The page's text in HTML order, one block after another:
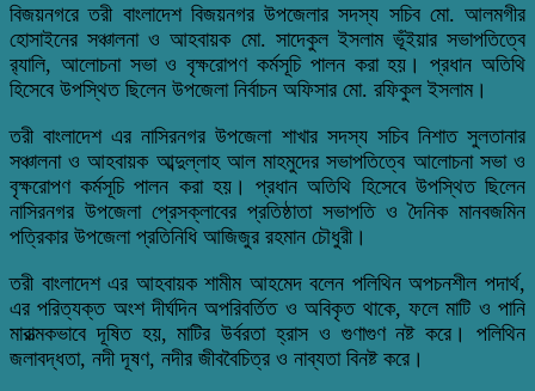
বিজয়নগরে তরী বাংলাদেশ বিজয়নগর উপজেলার সদস্য সচিব মো. আলমগীর
হোসাইনের সঞ্চালনা ও আহবায়ক মো. সাদেকুল ইসলাম ভূঁইয়ার সভাপতিত্বে
র‍্যালি, আলোচনা সভা ও বৃক্ষরোপণ কর্মসূচি পালন করা হয়। প্রধান অতিথি
হিসেবে উপস্থিত ছিলেন উপজেলা নির্বাচন অফিসার মো. রফিকুল ইসলাম।
তরী বাংলাদেশ এর নাসিরনগর উপজেলা শাখার সদস্য সচিব নিশাত সুলতানার
সঞ্চালনা ও আহবায়ক আব্দুল্লাহ আল মাহমুদের সভাপতিত্বে আলোচনা সভা ও
বৃক্ষরোপণ কর্মসূচি পালন করা হয়। প্রধান অতিথি হিসেবে উপস্থিত ছিলেন
নাসিরনগর উপজেলা প্রেসক্লাবের প্রতিষ্ঠাতা সভাপতি ও দৈনিক মানবজমিন
পত্রিকার উপজেলা প্রতিনিধি আজিজুর রহমান চৌধুরী।
তরী বাংলাদেশ এর আহবায়ক শামীম আহমেদ বলেন পলিথিন অপচনশীল পদার্থ,
এর পরিত্যক্ত অংশ দীর্ঘদিন অপরিবর্তিত ও অবিকৃত থাকে, ফলে মাটি ও পানি
মারাত্মকভাবে দূষিত হয়, মাটির উর্বরতা হ্রাস ও গুণাগুণ নষ্ট করে। পলিথিন
জলাবদ্ধতা, নদী দূষণ, নদীর জীববৈচিত্র ও নাব্যতা বিনষ্ট করে।